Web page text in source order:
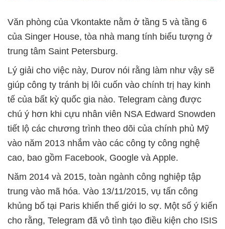
Văn phòng của Vkontakte nằm ở tầng 5 và tầng 6
của Singer House, tòa nhà mang tính biểu tượng ở
trung tâm Saint Petersburg.
Lý giải cho việc này, Durov nói rằng làm như vậy sẽ
giúp công ty tránh bị lôi cuốn vào chính trị hay kinh
tế của bất kỳ quốc gia nào. Telegram càng được
chú ý hơn khi cựu nhân viên NSA Edward Snowden
tiết lộ các chương trình theo dõi của chính phủ Mỹ
vào năm 2013 nhắm vào các công ty công nghệ
cao, bao gồm Facebook, Google và Apple.
Năm 2014 và 2015, toàn ngành công nghiệp tập
trung vào mã hóa. Vào 13/11/2015, vụ tấn công
khủng bố tại Paris khiến thế giới lo sợ. Một số ý kiến
cho rằng, Telegram đã vô tình tạo điều kiện cho ISIS